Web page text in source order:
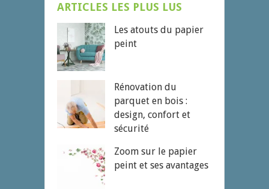
ARTICLES LES PLUS LUS
Les atouts du papier
peint
Rénovation du
parquet en bois :
design, confort et
sécurité
Zoom sur le papier
peint et ses avantages